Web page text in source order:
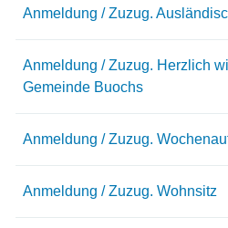
Anmeldung / Zuzug.
Anmeldung / Zuzug. Herzlich
Gemeinde Buochs
Anmeldung / Zuzug.
Anmeldung / Zuzug. Wohnsitz